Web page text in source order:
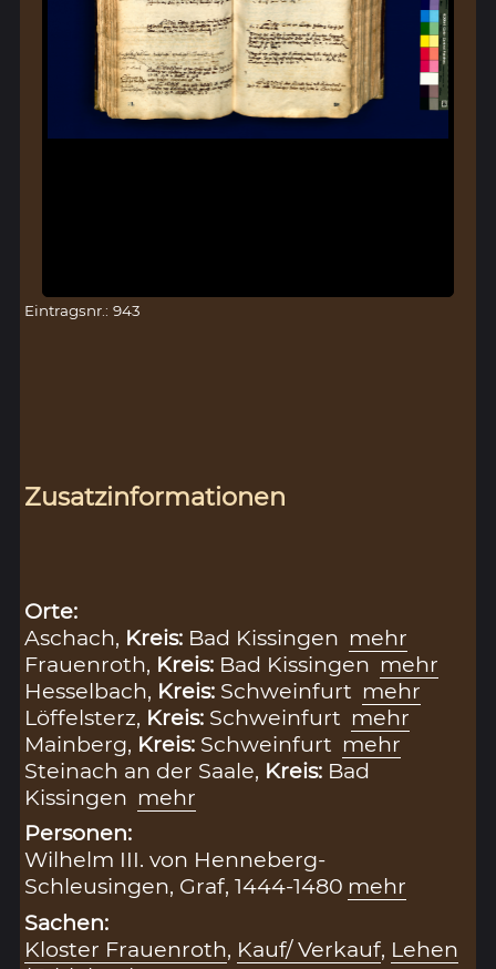
Eintragsnr.: 943
Zusatzinformationen
Orte:
Aschach, Kreis: Bad Kissingen mehr
Frauenroth, Kreis: Bad Kissingen mehr
Hesselbach, Kreis: Schweinfurt mehr
Löffelsterz, Kreis: Schweinfurt mehr
Mainberg, Kreis: Schweinfurt mehr
Steinach an der Saale, Kreis: Bad
Kissingen mehr
Personen:
Wilhelm III. von Henneberg-
Schleusingen, Graf, 1444-1480 mehr
Sachen:
Kloster Frauenroth, Kauf/ Verkauf, Lehen